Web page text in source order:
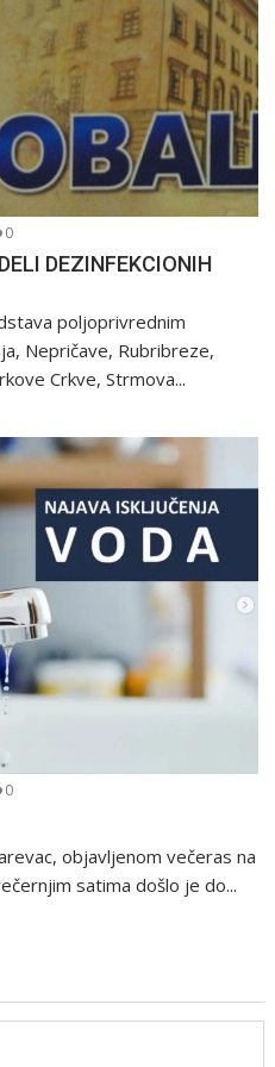
0
DEZINFEKCIONIH
poljoprivrednim
Nepričave, Rubribreze,
Crkve, Strmova...
0
objavljenom večeras na
satima došlo je do...